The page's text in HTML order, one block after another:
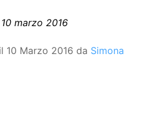
marzo 2016
10 Marzo 2016 da Simona